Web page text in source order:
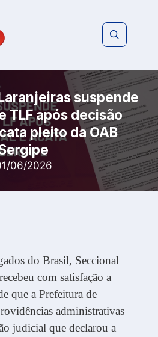
suspende
TLF após decisão
pleito da OAB
06/2026
do Brasil, Seccional
com satisfação a
que a Prefeitura de
administrativas
judicial que declarou a